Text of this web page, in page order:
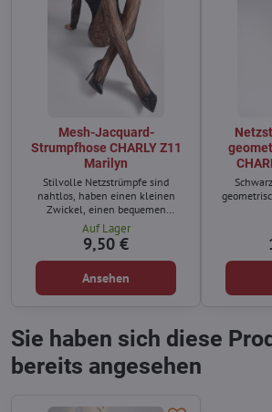
Mesh-Jacquard-
Strumpfhose CHARLY Z11
Marilyn
Stilvolle Netzstrümpfe sind
nahtlos, haben einen kleinen
Zwickel, einen bequemen
elastischen Bund und eine
unsichtbare Verstärkung an den
Zehen.
Auf Lager
9,50 €
Ansehen
Sie haben sich diese
bereits angesehen